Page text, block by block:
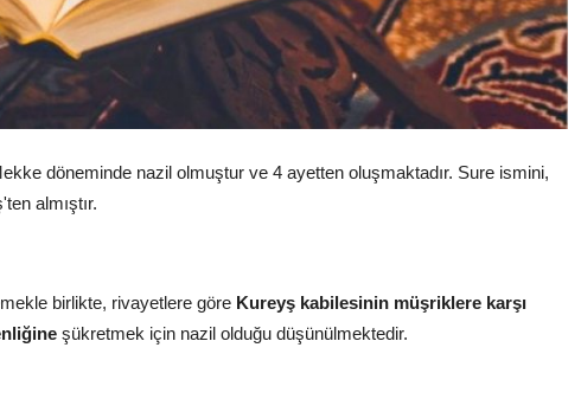
döneminde nazil olmuştur ve 4 ayetten oluşmaktadır. Sure ismini,
almıştır.
birlikte, rivayetlere göre Kureyş kabilesinin müşriklere karşı
şükretmek için nazil olduğu düşünülmektedir.